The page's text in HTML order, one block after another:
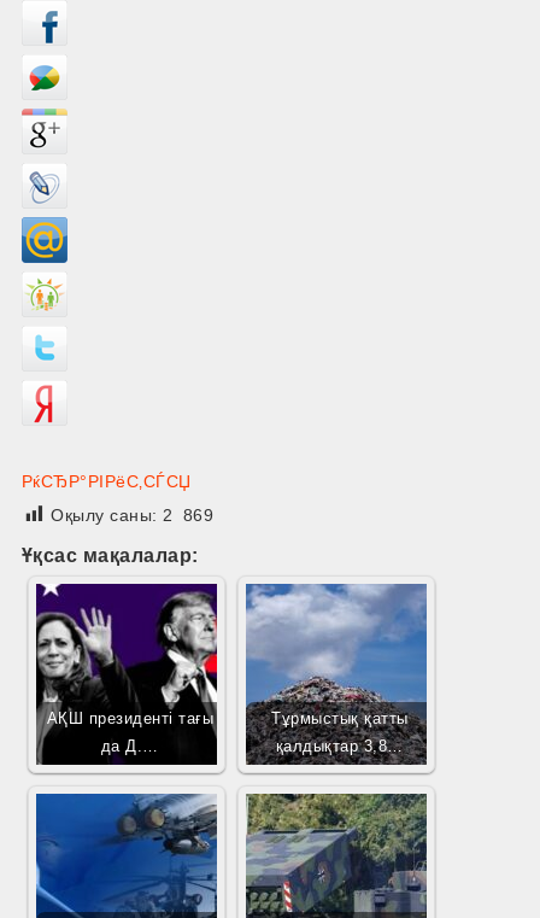
РќСЂР°РІРёС‚СЃСЏ
Оқылу саны: 2 869
Ұқсас мақалалар:
АҚШ президенті тағы
да Д.…
Тұрмыстық қатты
қалдықтар 3,8…